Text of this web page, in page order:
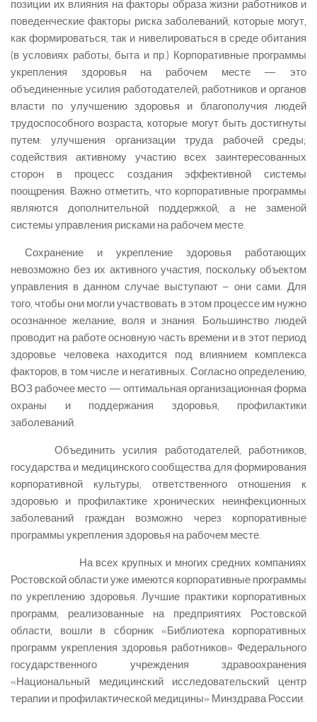
позиции их влияния на факторы образа жизни работников и
поведенческие факторы риска заболеваний, которые могут,
как формироваться, так и нивелироваться в среде обитания
(в условиях работы, быта и пр.) Корпоративные программы
укрепления здоровья на рабочем месте — это
объединенные усилия работодателей, работников и органов
власти по улучшению здоровья и благополучия людей
трудоспособного возраста, которые могут быть достигнуты
путем: улучшения организации труда рабочей среды;
содействия активному участию всех заинтересованных
сторон в процесс создания эффективной системы
поощрения. Важно отметить, что корпоративные программы
являются дополнительной поддержкой, а не заменой
системы управления рисками на рабочем месте.
Сохранение и укрепление здоровья работающих
невозможно без их активного участия, поскольку объектом
управления в данном случае выступают – они сами. Для
того, чтобы они могли участвовать в этом процессе им нужно
осознанное желание, воля и знания. Большинство людей
проводит на работе основную часть времени и в этот период
здоровье человека находится под влиянием комплекса
факторов, в том числе и негативных. Согласно определению,
ВОЗ рабочее место — оптимальная организационная форма
охраны и поддержания здоровья, профилактики
заболеваний.
Объединить усилия работодателей, работников,
государства и медицинского сообщества для формирования
корпоративной культуры, ответственного отношения к
здоровью и профилактике хронических неинфекционных
заболеваний граждан возможно через корпоративные
программы укрепления здоровья на рабочем месте.
На всех крупных и многих средних компаниях
Ростовской области уже имеются корпоративные программы
по укреплению здоровья. Лучшие практики корпоративных
программ, реализованные на предприятиях Ростовской
области, вошли в сборник «Библиотека корпоративных
программ укрепления здоровья работников» Федерального
государственного учреждения здравоохранения
«Национальный медицинский исследовательский центр
терапии и профилактической медицины» Минздрава России.